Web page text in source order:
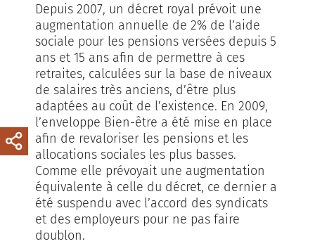
Depuis 2007, un décret royal prévoit une
augmentation annuelle de 2% de l’aide
sociale pour les pensions versées depuis 5
ans et 15 ans afin de permettre à ces
retraites, calculées sur la base de niveaux
de salaires très anciens, d’être plus
adaptées au coût de l’existence. En 2009,
l’enveloppe Bien-être a été mise en place
afin de revaloriser les pensions et les
allocations sociales les plus basses.
Comme elle prévoyait une augmentation
équivalente à celle du décret, ce dernier a
été suspendu avec l’accord des syndicats
et des employeurs pour ne pas faire
doublon.